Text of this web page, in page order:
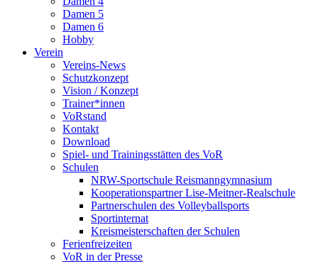
Damen 5
Damen 6
Hobby
Verein
Vereins-News
Schutzkonzept
Vision / Konzept
Trainer*innen
VoRstand
Kontakt
Download
Spiel- und Trainingsstätten des VoR
Schulen
NRW-Sportschule Reismanngymnasium
Kooperationspartner Lise-Meitner-Realschule
Partnerschulen des Volleyballsports
Sportinternat
Kreismeisterschaften der Schulen
Ferienfreizeiten
VoR in der Presse